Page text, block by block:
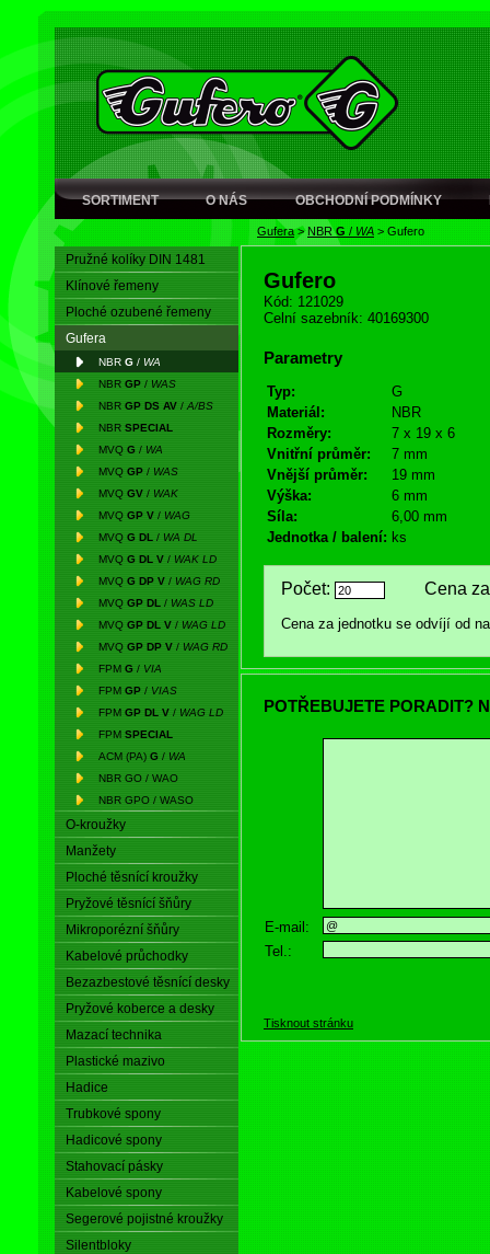
SORTIMENT O NÁS OBCHODNÍ PODMÍNKY
Gufera> NBRG / WA > Gufero
Pružné kolíky DIN 1481
Klínové řemeny
Ploché ozubené řemeny
Gufera
NBR G / WA
NBR GP / WAS
NBR GP DS AV / A/BS
NBR SPECIAL
MVQ G / WA
MVQ GP / WAS
MVQ GV / WAK
MVQ GP V / WAG
MVQ G DL / WA DL
MVQ G DL V / WAK LD
MVQ G DP V / WAG RD
MVQ GP DL / WAS LD
MVQ GP DL V / WAG LD
MVQ GP DP V / WAG RD
FPM G / VIA
FPM GP / VIAS
FPM GP DL V / WAG LD
FPM SPECIAL
ACM (PA) G / WA
NBR GO / WAO
NBR GPO / WASO
O-kroužky
Manžety
Ploché těsnící kroužky
Pryžové těsnící šňůry
Mikroporézní šňůry
Kabelové průchodky
Bezazbestové těsnící desky
Pryžové koberce a desky
Mazací technika
Plastické mazivo
Hadice
Trubkové spony
Hadicové spony
Stahovací pásky
Kabelové spony
Segerové pojistné kroužky
Silentbloky
Gufero
Kód: 121029
Celní sazebník: 40169300
Parametry
Typ:
G
Materiál:
NBR
Rozměry:
7 x 19 x 6
Vnitřní průměr:
7 mm
Vnější průměr:
19 mm
Výška:
6 mm
Síla:
6,00 mm
Jednotka / balení: ks
Počet: Cena za
Cena za jednotku se odvíjí od
POTŘEBUJETE PORADIT?
E-mail:
Tel.:
Tisknout stránku